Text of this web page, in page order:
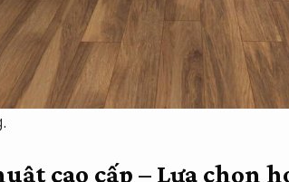
cao cấp – Lựa chọn